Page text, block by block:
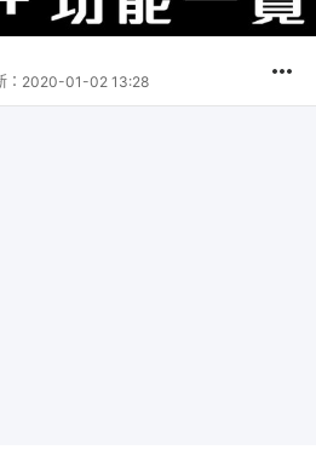
： 2020-01-02 13:28